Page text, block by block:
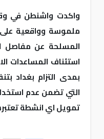
واكدت واشنطن في
ملموسة وواقعية على
المسلحة عن مفاصل
استئناف المساعدات
بمدى التزام بغداد
التي تضمن عدم
تمويل اي انشطة